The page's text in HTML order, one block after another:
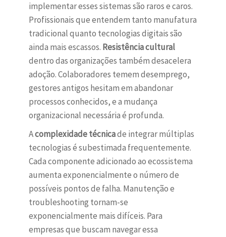
implementar esses sistemas são raros e caros.
Profissionais que entendem tanto manufatura
tradicional quanto tecnologias digitais são
ainda mais escassos. Resistência cultural
dentro das organizações também desacelera
adoção. Colaboradores temem desemprego,
gestores antigos hesitam em abandonar
processos conhecidos, e a mudança
organizacional necessária é profunda.
Acomplexidade técnicade integrar múltiplas
tecnologias é subestimada frequentemente.
Cada componente adicionado ao ecossistema
aumenta exponencialmente o número de
possíveis pontos de falha. Manutenção e
troubleshooting tornam-se
exponencialmente mais difíceis. Para
empresas que buscam navegar essa